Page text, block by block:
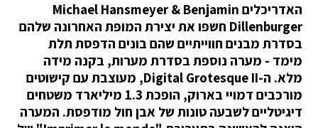
האדריכלים Michael Hansmeyer & Benjamin
Dillenburger חשפו את יצירת המופת האחרונה שלהם
בסדרת מבנים חווייתיים שהם בונים הדפסת תלת
מימד - מערה נוספת בסדרת מערות, בקנה מידה
מלא. ה-Digital Grotesque II, מעוצבת עם קישוטים
מורכבים דמויי בארוק, הופכת 1.3 מיליארד משטחים
דיגיטליים לשבעה טונות של אבן חול מודפסת. המערה